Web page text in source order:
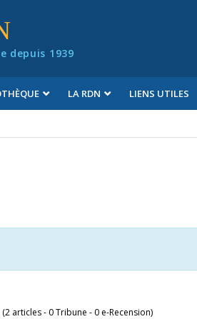
depuis 1939
LA RDN LIENS UTILES
articles - 0 Tribune - 0 e-Recension)